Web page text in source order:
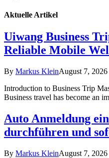
Aktuelle Artikel
Uiwang Business
Reliable Mobile
By Markus KleinAugust 7, 2026
Introduction to Business Trip
Business travel has become an
Auto Anmeldung
durchführen und
By Markus KleinAugust 7, 2026